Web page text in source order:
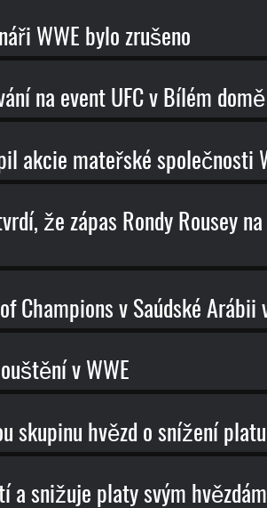
WWE bylo zrušeno
na event UFC v Bílém domě
akcie mateřské společnosti
že zápas Rondy Rousey
Champions v Saúdské Arábii
v WWE
skupinu hvězd o snížení platu
a snižuje platy svým